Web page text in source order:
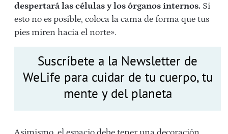
despertará las células y los órganos internos. Si
esto no es posible, coloca la cama de forma que tus
pies miren hacia el norte».
Suscríbete a la Newsletter de
WeLife para cuidar de tu cuerpo, tu
mente y del planeta